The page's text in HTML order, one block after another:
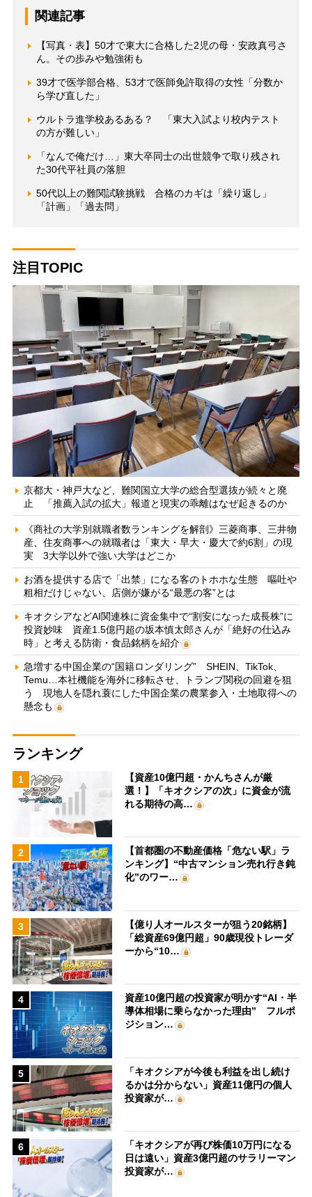
関連記事
【写真・表】50才で東大に合格した2児の母・安政真弓さ
ん。その歩みや勉強術も
39才で医学部合格、53才で医師免許取得の女性「分数か
ら学び直した」
ウルトラ進学校あるある？ 「東大入試より校内テスト
の方が難しい」
「なんで俺だけ…」東大卒同士の出世競争で取り残され
た30代平社員の落胆
50代以上の難関試験挑戦 合格のカギは「繰り返し」
「計画」「過去問」
注目TOPIC
京都大・神戸大など、難関国立大学の総合型選抜が続々と廃
止 「推薦入試の拡大」報道と現実の乖離はなぜ起きるのか
《商社の大学別就職者数ランキングを解剖》三菱商事、三井物
産、住友商事への就職者は「東大・早大・慶大で約6割」の現
実 3大学以外で強い大学はどこか
お酒を提供する店で「出禁」になる客のトホホな生態 嘔吐や
粗相だけじゃない、店側が嫌がる“最悪の客”とは
キオクシアなどAI関連株に資金集中で“割安になった成長株”に
投資妙味 資産1.5億円超の坂本慎太郎さんが「絶好の仕込み
時」と考える防衛・食品銘柄を紹介
急増する中国企業の“国籍ロンダリング” SHEIN、TikTok、
Temu…本社機能を海外に移転させ、トランプ関税の回避を狙
う 現地人を隠れ蓑にした中国企業の農業参入・土地取得への
懸念も
ランキング
1
【資産10億円超・かんちさんが厳
選！】「キオクシアの次」に資金が流
れる期待の高…
2
【首都圏の不動産価格「危ない駅」ラ
ンキング】“中古マンション売れ行き鈍
化”のワー…
3
【億り人オールスターが狙う20銘柄】
「総資産69億円超」90歳現役トレーダ
ーから“10…
4
資産10億円超の投資家が明かす“AI・半
導体相場に乗らなかった理由” フルポ
ジション…
5
「キオクシアが今後も利益を出し続け
るかは分からない」資産11億円の個人
投資家が…
6
「キオクシアが再び株価10万円になる
日は遠い」資産3億円超のサラリーマン
投資家が…